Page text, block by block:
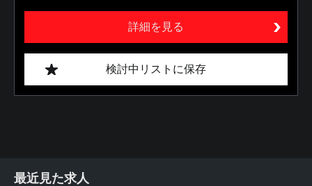
詳細を見る
検討中リストに保存
最近見た求人